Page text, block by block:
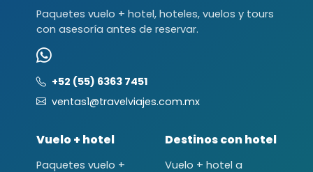
Paquetes vuelo + hotel, hoteles, vuelos y tours
con asesoría antes de reservar.
+52 (55) 6363 7451
ventas1@travelviajes.com.mx
Vuelo + hotel
Paquetes vuelo +
Destinos con hotel
Vuelo + hotel a